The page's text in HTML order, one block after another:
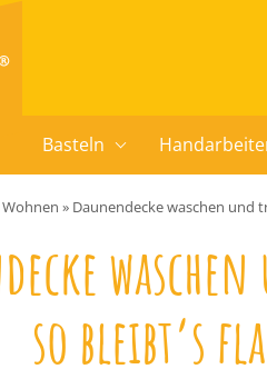
Basteln
Wohnen » Daunendecke waschen und
so bleibt’s